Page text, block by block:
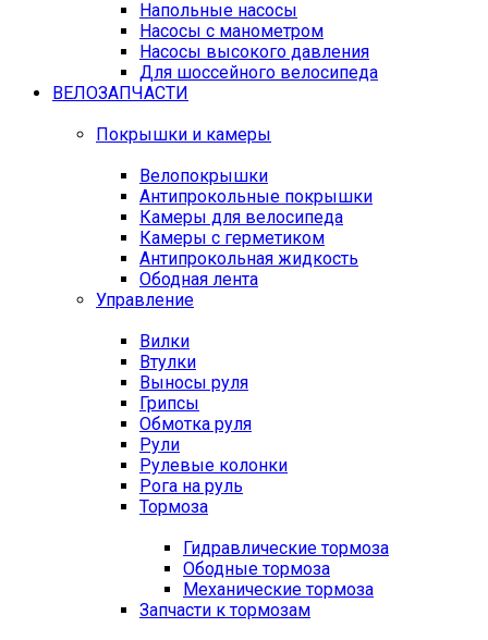
Напольные насосы
Насосы с манометром
Насосы высокого давления
Для шоссейного велосипеда
ВЕЛОЗАПЧАСТИ
Покрышки и камеры
Велопокрышки
Антипрокольные покрышки
Камеры для велосипеда
Камеры с герметиком
Антипрокольная жидкость
Ободная лента
Управление
Вилки
Втулки
Выносы руля
Грипсы
Обмотка руля
Рули
Рулевые колонки
Рога на руль
Тормоза
Гидравлические тормоза
Ободные тормоза
Механические тормоза
Запчасти к тормозам